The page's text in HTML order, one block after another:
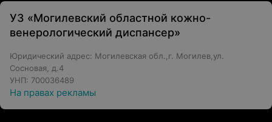
УЗ «Могилевский областной кожно-
венерологический диспансер»
Юридический адрес: Могилевская обл.,г. Могилев,ул.
Сосновая, д.4
УНП: 700036489
На правах рекламы